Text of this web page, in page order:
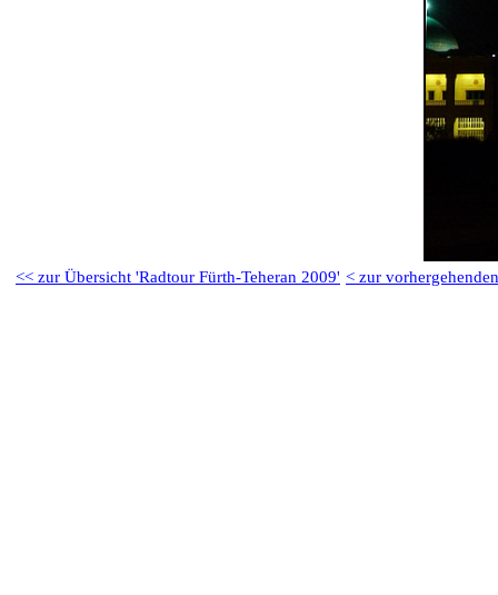
<< zur Übersicht 'Radtour Fürth-Teheran 2009' < zur